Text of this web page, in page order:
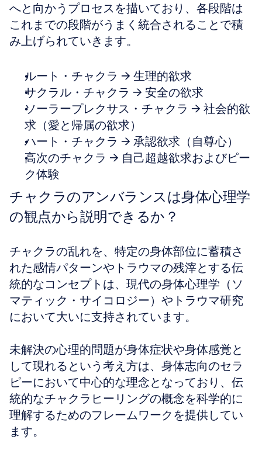
へと向かうプロセスを描いており、各段階は
これまでの段階がうまく統合されることで積
み上げられていきます。
ルート・チャクラ → 生理的欲求
サクラル・チャクラ → 安全の欲求
ソーラープレクサス・チャクラ → 社会的欲
求（愛と帰属の欲求）
ハート・チャクラ → 承認欲求（自尊心）
高次のチャクラ → 自己超越欲求およびピー
ク体験
チャクラのアンバランスは身体心理学
の観点から説明できるか？
チャクラの乱れを、特定の身体部位に蓄積さ
れた感情パターンやトラウマの残滓とする伝
統的なコンセプトは、現代の身体心理学（ソ
マティック・サイコロジー）やトラウマ研究
において大いに支持されています。
未解決の心理的問題が身体症状や身体感覚と
して現れるという考え方は、身体志向のセラ
ピーにおいて中心的な理念となっており、伝
統的なチャクラヒーリングの概念を科学的に
理解するためのフレームワークを提供してい
ます。